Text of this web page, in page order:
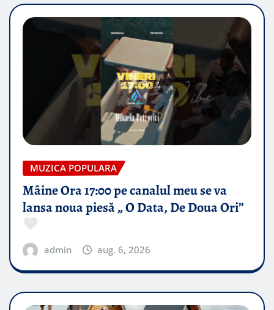
MUZICA POPULARA
Mâine Ora 17:00 pe canalul meu se va
lansa noua piesă „ O Data, De Doua Ori”
admin aug. 6, 2026